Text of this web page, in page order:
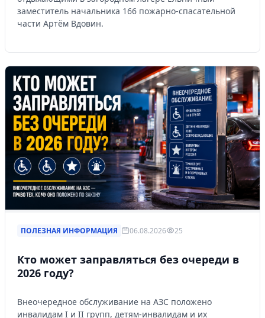
заместитель начальника 166 пожарно-спасательной
части Артём Вдовин.
ПОЛЕЗНАЯ ИНФОРМАЦИЯ 06.08.2026 25
Кто может заправляться без очереди в
2026 году?
Внеочередное обслуживание на АЗС положено
инвалидам I и II групп, детям-инвалидам и их